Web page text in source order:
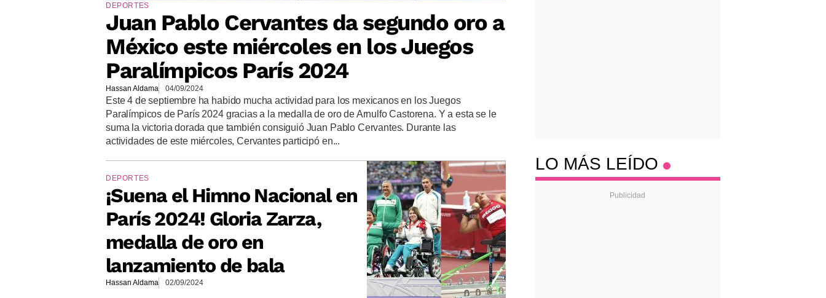
DEPORTES
Juan Pablo Cervantes da segundo oro a
México este miércoles en los Juegos
Paralímpicos París 2024
Hassan Aldama 04/09/2024
Este 4 de septiembre ha habido mucha actividad para los mexicanos en los Juegos
Paralímpicos de París 2024 gracias a la medalla de oro de Arnulfo Castorena. Y a esta se le
suma la victoria dorada que también consiguió Juan Pablo Cervantes. Durante las
actividades de este miércoles, Cervantes participó en...
DEPORTES
¡Suena el Himno Nacional en
París 2024! Gloria Zarza,
medalla de oro en
lanzamiento de bala
Hassan Aldama 02/09/2024
LO MÁS LEÍDO